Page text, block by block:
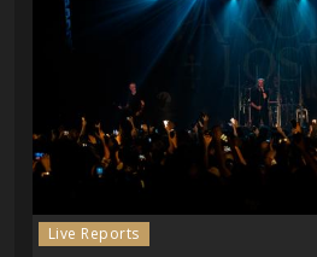
Live Reports